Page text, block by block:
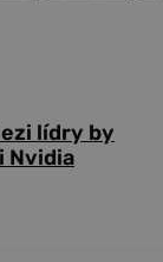
lídry by
Nvidia